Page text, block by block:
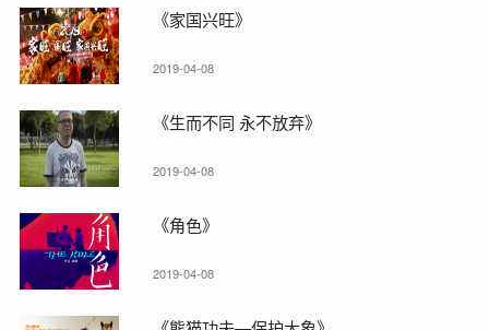
《家国兴旺》
2019-04-08
《生而不同 永不放弃》
2019-04-08
《角色》
2019-04-08